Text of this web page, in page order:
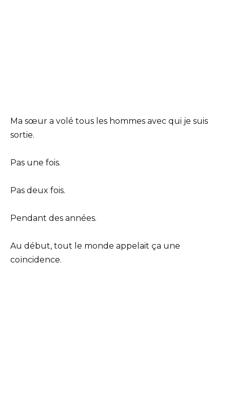
Ma sœur a volé tous les hommes avec qui je suis
sortie.
Pas une fois.
Pas deux fois.
Pendant des années.
Au début, tout le monde appelait ça une
coïncidence.